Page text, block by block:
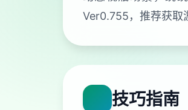
Ver0.755，推荐获取
技巧指南